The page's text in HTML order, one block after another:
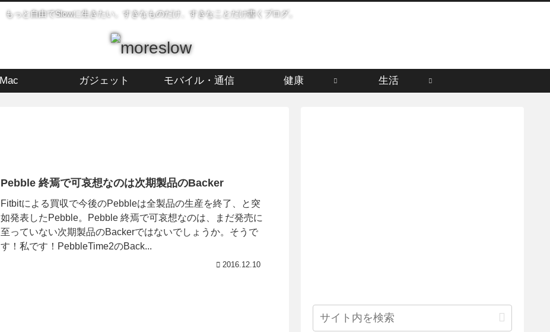
もっと自由でSlowに生きたい。すきなものだけ、すきなことだけ書くブログ。
Mac ガジェット モバイル・通信 健康 生活
Pebble 終焉で可哀想なのは次期製品のBacker
Fitbitによる買収で今後のPebbleは全製品の生産を終了、と突
如発表したPebble。Pebble 終焉で可哀想なのは、まだ発売に
至っていない次期製品のBackerではないでしょうか。そうで
す！私です！PebbleTime2のBack...
2016.12.10